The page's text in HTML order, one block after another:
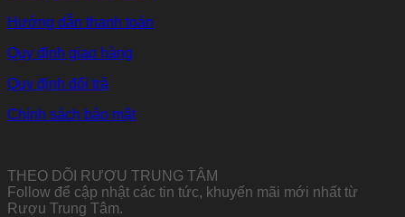
Hướng dẫn thanh toán
Quy định giao hàng
Quy định đổi trả
Chính sách bảo mật
THEO DÕI RƯỢU TRUNG TÂM
Follow để cập nhật các tin tức, khuyến mãi mới nhất từ
Rượu Trung Tâm.